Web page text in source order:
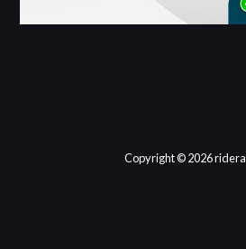
Copyright © 2026